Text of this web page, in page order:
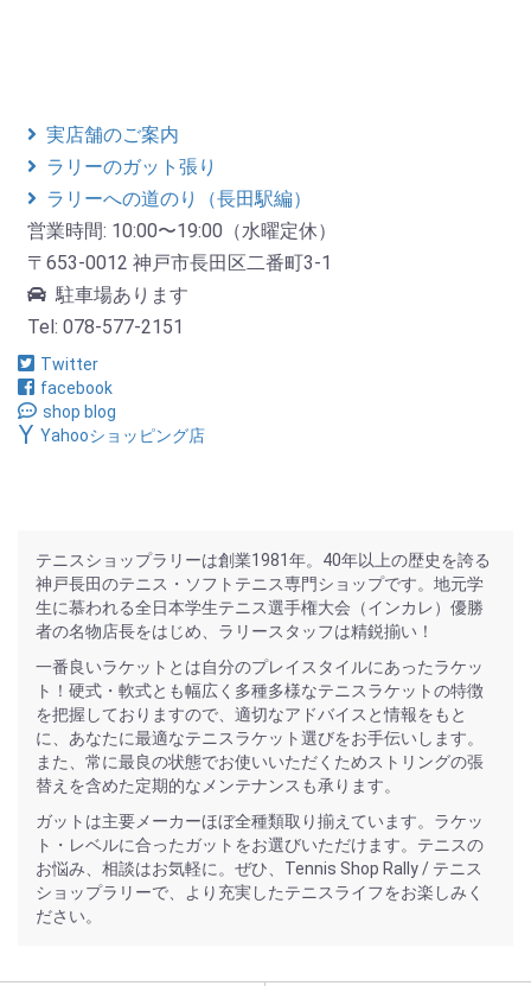
実店舗のご案内
ラリーのガット張り
ラリーへの道のり（長田駅編）
営業時間: 10:00〜19:00（水曜定休）
〒653-0012 神戸市長田区二番町3-1
駐車場あります
Tel: 078-577-2151
Twitter
facebook
shop blog
Yahooショッピング店
テニスショップラリーは創業1981年。40年以上の歴史を誇る
神戸長田のテニス・ソフトテニス専門ショップです。地元学
生に慕われる全日本学生テニス選手権大会（インカレ）優勝
者の名物店長をはじめ、ラリースタッフは精鋭揃い！
一番良いラケットとは自分のプレイスタイルにあったラケッ
ト！硬式・軟式とも幅広く多種多様なテニスラケットの特徴
を把握しておりますので、適切なアドバイスと情報をもと
に、あなたに最適なテニスラケット選びをお手伝いします。
また、常に最良の状態でお使いいただくためストリングの張
替えを含めた定期的なメンテナンスも承ります。
ガットは主要メーカーほぼ全種類取り揃えています。ラケッ
ト・レベルに合ったガットをお選びいただけます。テニスの
お悩み、相談はお気軽に。ぜひ、Tennis Shop Rally / テニス
ショップラリーで、より充実したテニスライフをお楽しみく
ださい。